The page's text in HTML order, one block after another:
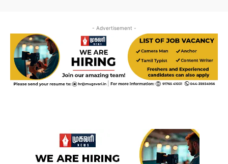
- Advertisement -